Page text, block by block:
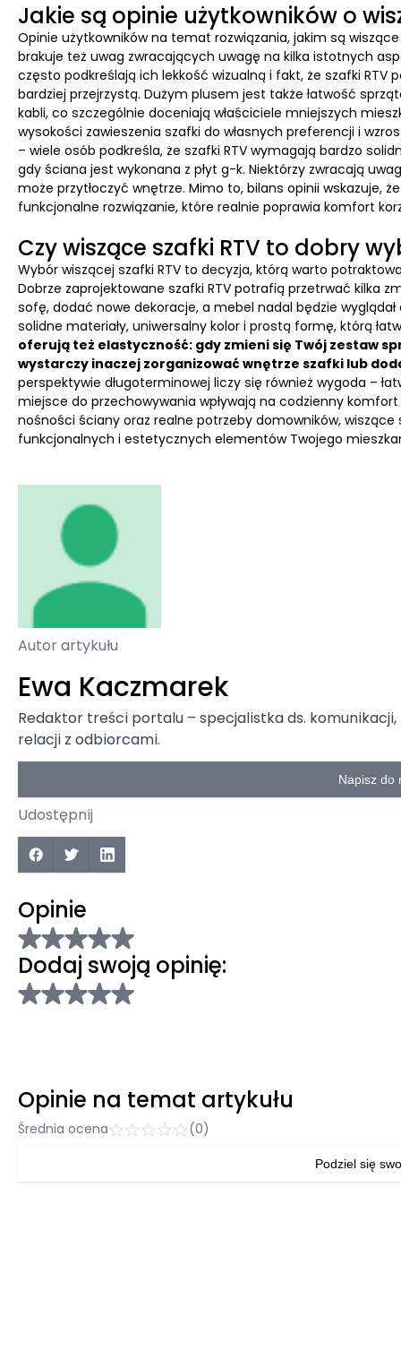
Jakie są opinie użytkowników o
Opinie użytkowników na temat rozwiązania, jakim są
brakuje też uwag zwracających uwagę na kilka istotnych
często podkreślają ich lekkość wizualną i fakt, że szafki
bardziej przejrzystą. Dużym plusem jest także łatwość
kabli, co szczególnie doceniają właściciele mniejszych
wysokości zawieszenia szafki do własnych preferencji i
– wiele osób podkreśla, że szafki RTV wymagają bardzo
gdy ściana jest wykonana z płyt g-k. Niektórzy zwracają
może przytłoczyć wnętrze. Mimo to, bilans opinii wskazuje,
funkcjonalne rozwiązanie, które realnie poprawia komfort
Czy wiszące szafki RTV to dobry
Wybór wiszącej szafki RTV to decyzja, którą warto
Dobrze zaprojektowane szafki RTV potrafią przetrwać kilka
sofę, dodać nowe dekoracje, a mebel nadal będzie
solidne materiały, uniwersalny kolor i prostą formę, którą
oferują też elastyczność: gdy zmieni się Twój zestaw
wystarczy inaczej zorganizować wnętrze szafki lub
perspektywie długoterminowej liczy się również wygoda –
miejsce do przechowywania wpływają na codzienny
nośności ściany oraz realne potrzeby domowników,
funkcjonalnych i estetycznych elementów Twojego
Autor artykułu
Ewa Kaczmarek
Redaktor treści portalu – specjalistka ds.
relacji z odbiorcami.
Napisz do
Udostępnij
Opinie
Dodaj swoją opinię:
Opinie na temat artykułu
Średnia ocena (0)
Podziel się